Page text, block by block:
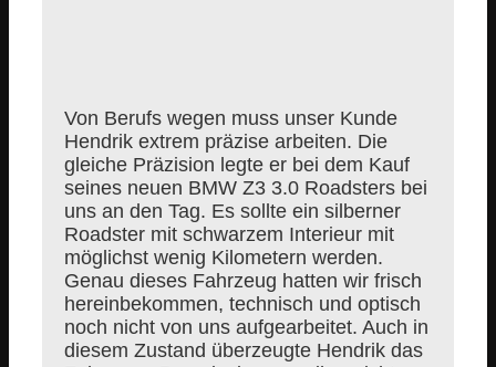
Von Berufs wegen muss unser Kunde
Hendrik extrem präzise arbeiten. Die
gleiche Präzision legte er bei dem Kauf
seines neuen BMW Z3 3.0 Roadsters bei
uns an den Tag. Es sollte ein silberner
Roadster mit schwarzem Interieur mit
möglichst wenig Kilometern werden.
Genau dieses Fahrzeug hatten wir frisch
hereinbekommen, technisch und optisch
noch nicht von uns aufgearbeitet. Auch in
diesem Zustand überzeugte Hendrik das